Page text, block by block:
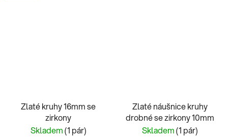
Zlaté kruhy 16mm se
zirkony
Skladem(1 pár)
Zlaté náušnice kruhy
drobné se zirkony 10mm
Skladem(1 pár)